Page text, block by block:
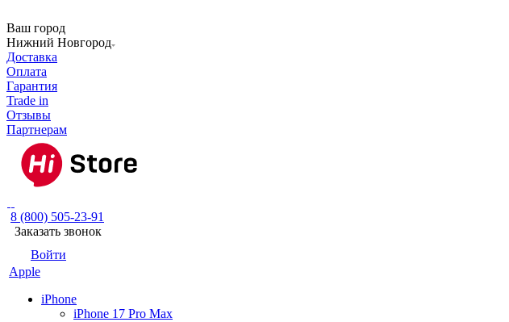
Ваш город
Нижний Новгород
Доставка
Оплата
Гарантия
Trade in
Отзывы
Партнерам
8 (800) 505-23-91
Заказать звонок
Войти
Apple
iPhone
iPhone 17 Pro Max